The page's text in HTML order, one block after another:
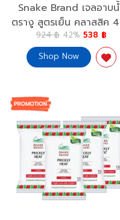
Snake Brand เจลอาบ
ตรางู สูตรเย็น คลาสสิค
มล. 3 ขวดแถมฟรี ถุงเติม
400 มล. 3 ถุง Shower
Classic 450 ml.x3 Free
924 ฿ 42% 538 ฿
Shop Now